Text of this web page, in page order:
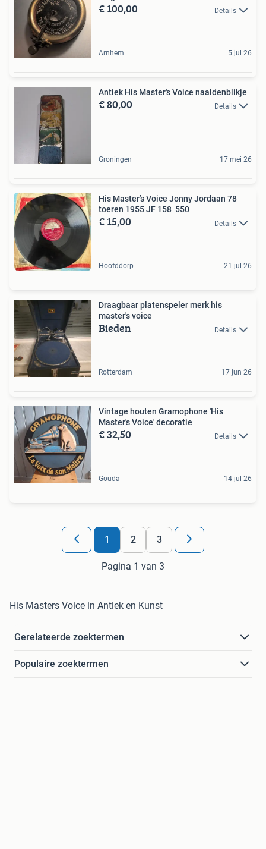
€ 100,00 Details
Arnhem 5 jul 26
Antiek His Master's Voice naaldenblikje
€ 80,00 Details
Groningen 17 mei 26
His Master’s Voice Jonny Jordaan 78
toeren 1955 JF 158 550
€ 15,00 Details
Hoofddorp 21 jul 26
Draagbaar platenspeler merk his
master's voice
Bieden Details
Rotterdam 17 jun 26
Vintage houten Gramophone 'His
Master's Voice' decoratie
€ 32,50 Details
Gouda 14 jul 26
1 2 3
Pagina 1 van 3
His Masters Voice in Antiek en Kunst
Gerelateerde zoektermen
Populaire zoektermen